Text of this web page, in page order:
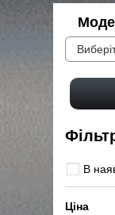
В
Ціна